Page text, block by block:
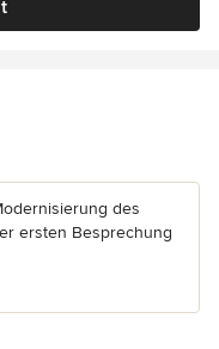
Sternen
des
ersten Besprechung